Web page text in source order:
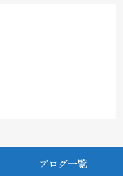
ブログ一覧